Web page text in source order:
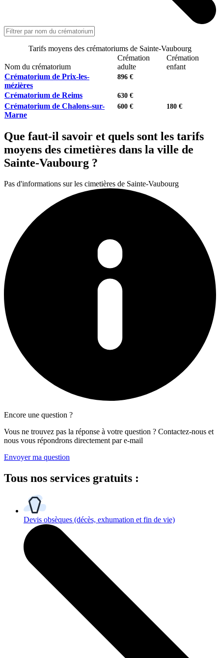
Tarifs moyens des crématoriums de Sainte-Vaubourg
Nom du crématorium
Crémation
adulte
Crémation
enfant
Crématorium de Prix-les-
mézières
896 €
Crématorium de Reims 630 €
Crématorium de Chalons-sur-
Marne
600 € 180 €
Que faut-il savoir et quels sont les tarifs
moyens des cimetières dans la ville de
Sainte-Vaubourg ?
Pas d'informations sur les cimetières de Sainte-Vaubourg
Encore une question ?
Vous ne trouvez pas la réponse à votre question ? Contactez-nous et
nous vous répondrons directement par e-mail
Envoyer ma question
Tous nos services gratuits :
Devis obsèques (décès, exhumation et fin de vie)